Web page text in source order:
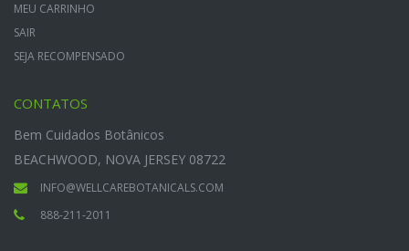
MEU CARRINHO
SAIR
SEJA RECOMPENSADO
CONTATOS
Bem Cuidados Botânicos
BEACHWOOD, NOVA JERSEY 08722
INFO@WELLCAREBOTANICALS.COM
888-211-2011